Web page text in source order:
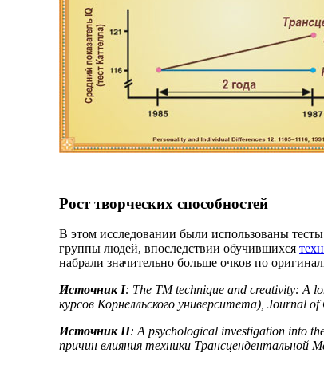
Рост творческих способностей
В этом исследовании были использованы
группы людей, впоследствии обучившихся
набрали значительно больше очков по
Источник I: The TM technique and creativity: A
курсов Корнелльского университета), Journal
Источник II: A psychological investigation into
причин влияния техники Трансцендентальной